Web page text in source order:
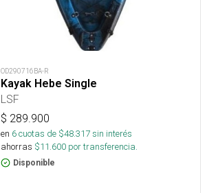
OD290716BA-R
Kayak Hebe Single
LSF
$ 289.900
en 6cuotas de $48.317sin interés
ahorras $11.600 por transferencia.
Disponible